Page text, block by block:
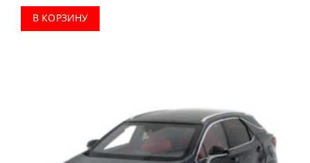
В КОРЗИНУ